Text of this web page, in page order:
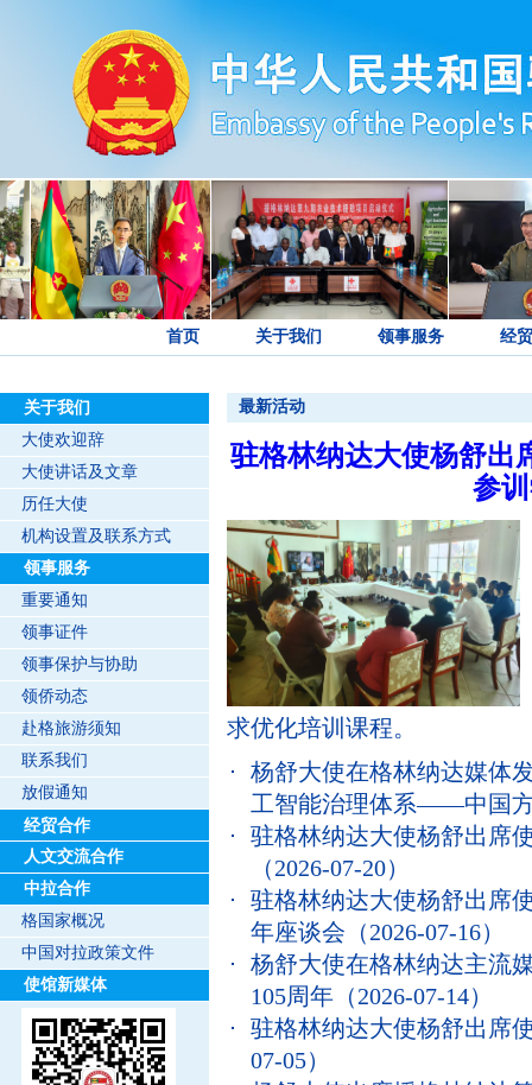
首页 关于我们 领事服务 经
关于我们
大使欢迎辞
大使讲话及文章
历任大使
机构设置及联系方式
领事服务
重要通知
领事证件
领事保护与协助
领侨动态
赴格旅游须知
联系我们
放假通知
经贸合作
人文交流合作
中拉合作
格国家概况
中国对拉政策文件
使馆新媒体
最新活动
驻格林纳达大使杨舒出
参
求优化培训课程。
杨舒大使在格林纳达媒体
工智能治理体系——中国
驻格林纳达大使杨舒出席
（2026-07-20）
驻格林纳达大使杨舒出席
年座谈会 （2026-07-16）
杨舒大使在格林纳达主流
105周年 （2026-07-14）
驻格林纳达大使杨舒出席
07-05）